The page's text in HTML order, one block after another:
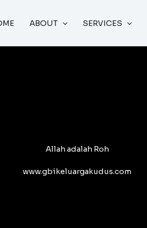
ABOUT SERVICES
Allah adalah Roh
www.gbikeluargakudus.com